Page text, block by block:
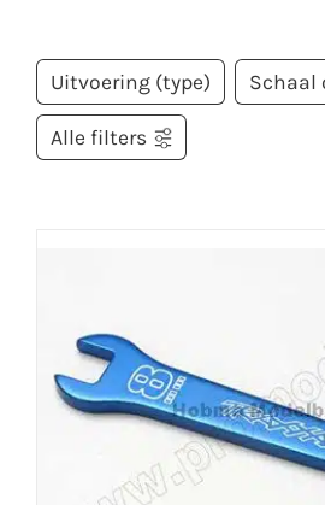
Uitvoering (type) Schaal
Alle filters